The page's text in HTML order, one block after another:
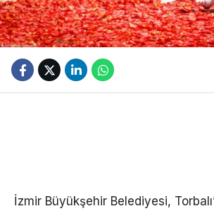
İzmir Büyükşehir Belediyesi,